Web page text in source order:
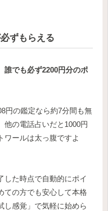
ずもらえる
誰でも必ず2200円分のポ
円の鑑定なら約7分間も無
他の電話占いだと1000円
ワールは太っ腹ですよ
した時点で自動的にポイ
ての方でも安心して本格
し感覚」で気軽に始めら